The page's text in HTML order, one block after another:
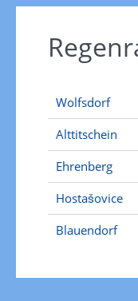
Wolfsdorf
Alttitschein
Ehrenberg
Hostašovice
Blauendorf